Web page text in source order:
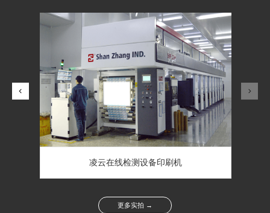
凌云在线检测设备印刷机
更多实拍 →